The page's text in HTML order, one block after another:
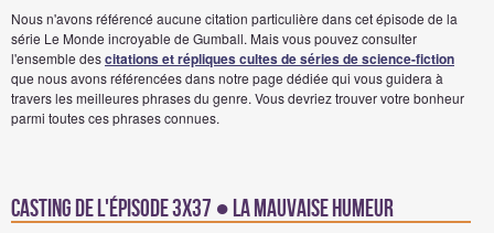
Nous n'avons référencé aucune citation particulière dans cet épisode de la
série Le Monde incroyable de Gumball. Mais vous pouvez consulter
l'ensemble descitations et répliques cultes de séries de science-fiction
que nous avons référencées dans notre page dédiée qui vous guidera à
travers les meilleures phrases du genre. Vous devriez trouver votre bonheur
parmi toutes ces phrases connues.
Casting de l'épisode 3x37 ● La mauvaise humeur